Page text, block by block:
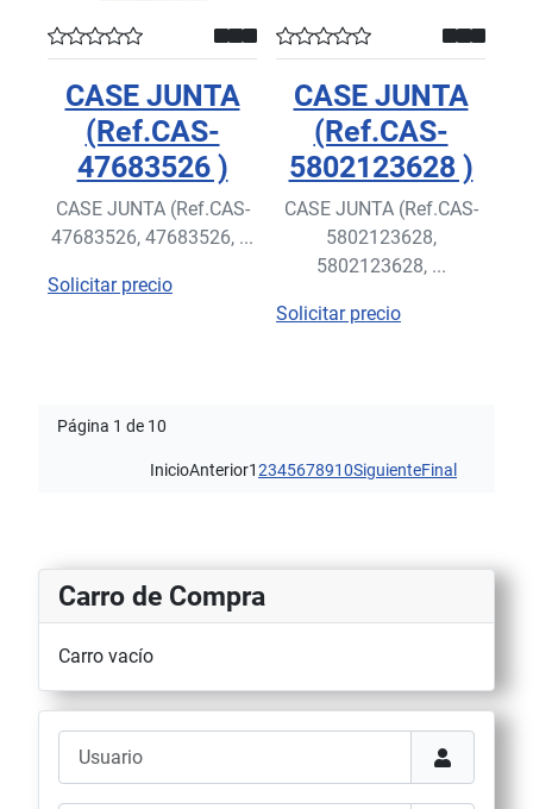
Carro de Compra
Carro vacío
CASE JUNTA
(Ref.CAS-
47683526 )
CASE JUNTA (Ref.CAS-
47683526, 47683526, ...
Solicitar precio
CASE JUNTA
(Ref.CAS-
5802123628 )
CASE JUNTA (Ref.CAS-
5802123628,
5802123628, ...
Solicitar precio
Página 1 de 10
InicioAnterior12345678910SiguienteFinal